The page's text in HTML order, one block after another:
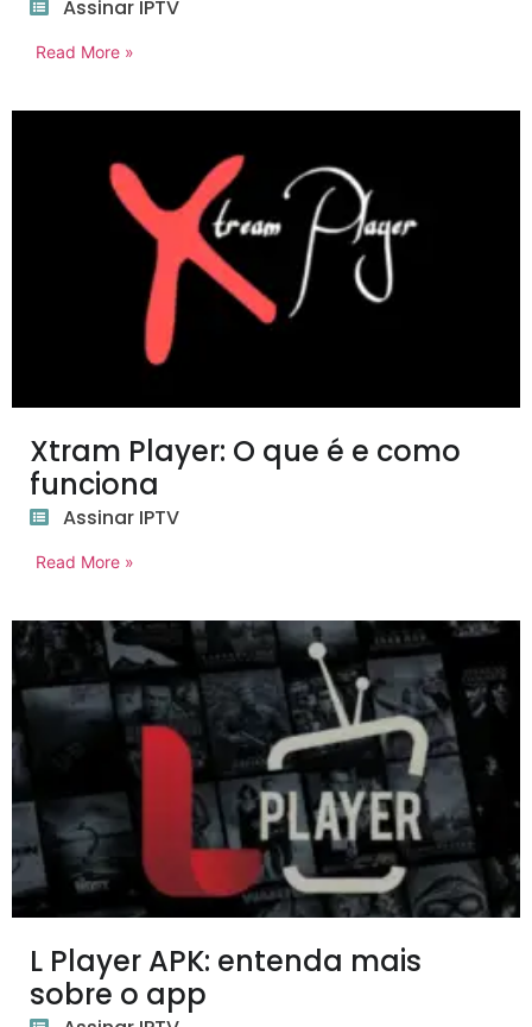
Assinar IPTV
Read More »
Xtram Player: O que é e como
funciona
Assinar IPTV
Read More »
L Player APK: entenda mais
sobre o app